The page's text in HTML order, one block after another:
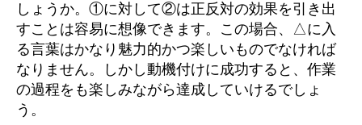
しょうか。①に対して②は正反対の効果を引き出
すことは容易に想像できます。この場合、△に入
る言葉はかなり魅力的かつ楽しいものでなければ
なりません。しかし動機付けに成功すると、作業
の過程をも楽しみながら達成していけるでしょ
う。